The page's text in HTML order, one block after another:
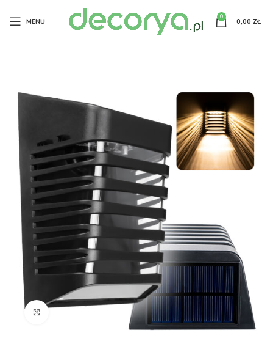
MENU
0
0,00 ZŁ
Kliknij aby powiększyć